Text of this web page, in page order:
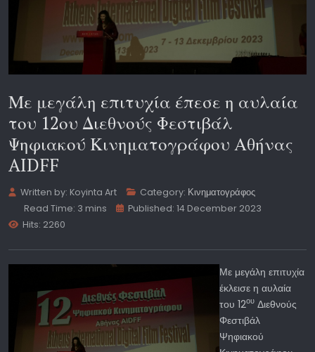
Με μεγάλη επιτυχία έπεσε η αυλαία
του 12ου Διεθνούς Φεστιβάλ
Ψηφιακού Κινηματογράφου Αθήνας
AIDFF
Written by: Koyinta Art Category: Κινηματογράφος
Read Time: 3 mins
Published: 14 December 2023
Hits: 2260
Με μεγάλη επιτυχία
έκλεισε η αυλαία
του 12ου Διεθνούς
Φεστιβάλ
Ψηφιακού